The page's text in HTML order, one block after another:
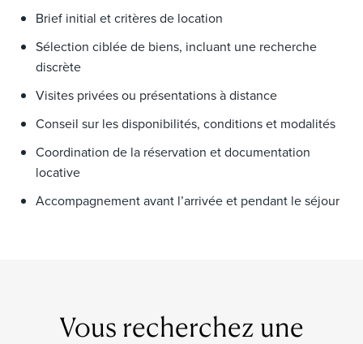
Brief initial et critères de location
Sélection ciblée de biens, incluant une recherche
discrète
Visites privées ou présentations à distance
Conseil sur les disponibilités, conditions et modalités
Coordination de la réservation et documentation
locative
Accompagnement avant l’arrivée et pendant le séjour
Vous recherchez une